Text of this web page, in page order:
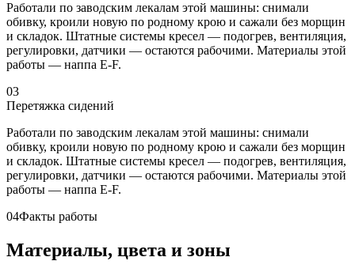
Работали по заводским лекалам этой машины: снимали
обивку, кроили новую по родному крою и сажали без морщин
и складок. Штатные системы кресел — подогрев, вентиляция,
регулировки, датчики — остаются рабочими. Материалы этой
работы — наппа E-F.
03
Перетяжка сидений
Работали по заводским лекалам этой машины: снимали
обивку, кроили новую по родному крою и сажали без морщин
и складок. Штатные системы кресел — подогрев, вентиляция,
регулировки, датчики — остаются рабочими. Материалы этой
работы — наппа E-F.
04Факты работы
Материалы, цвета и зоны